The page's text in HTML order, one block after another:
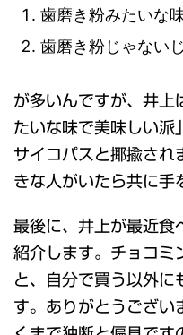
歯磨き粉みたいな
歯磨き粉じゃない
が多いんですが、井
たいな味で美味しい派
サイコパスと揶揄され
きな人がいたら共に手
最後に、井上が最近食
紹介します。チョコミ
と、自分で買う以外に
す。ありがとうござい